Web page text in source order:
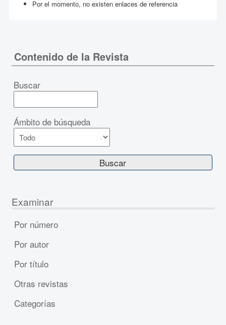
Por el momento, no existen enlaces de referencia
Contenido de la Revista
Buscar
Ámbito de búsqueda
Examinar
Por número
Por autor
Por título
Otras revistas
Categorías